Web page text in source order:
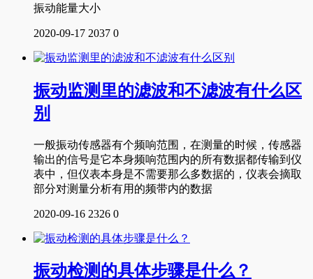
振动能量大小
2020-09-17 2037 0
振动监测里的滤波和不滤波有什么区
别
一般振动传感器有个频响范围，在测量的时候，传感器
输出的信号是它本身频响范围内的所有数据都传输到仪
表中，但仪表本身是不需要那么多数据的，仪表会摘取
部分对测量分析有用的频带内的数据
2020-09-16 2326 0
振动检测的具体步骤是什么？